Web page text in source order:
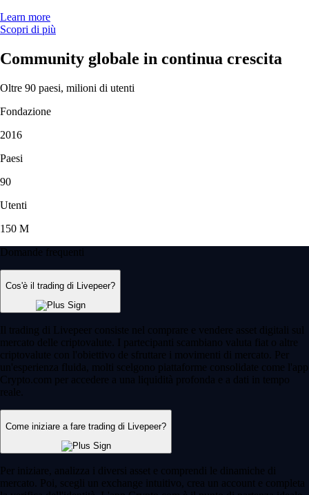
Learn more
Scopri di più
Community globale in continua crescita
Oltre 90 paesi, milioni di utenti
Fondazione
2016
Paesi
90
Utenti
150 M
Domande frequenti
Cos'è il trading di Livepeer?
Il trading di Livepeer consiste nel comprare e vendere asset digitali sul
mercato delle criptovalute. I partecipanti scambiano valuta fiat o altre
criptovalute con l'obiettivo de sfruttare i movimenti di mercato. Per
un'esperienza fluida, molti scelgono piattaforme consolidate come l'app
Crypto.com per accedere a una liquidità profonda e a dati in tempo
reale.
Come iniziare a fare trading di Livepeer?
Per iniziare, analizza i diversi asset e comprendi le dinamiche di
mercato. Poi, scegli un exchange intuitivo, crea un account e completa